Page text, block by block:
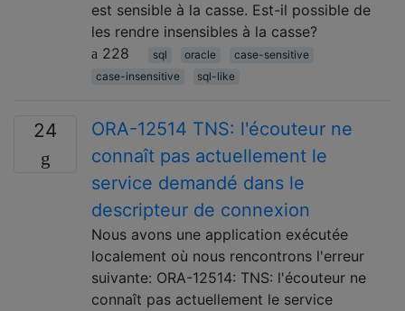
est sensible à la casse. Est-il possible de
les rendre insensibles à la casse?
228
sql oracle
case-sensitive
case-insensitive
sql-like
24
ORA-12514 TNS: l'écouteur ne
connaît pas actuellement le
service demandé dans le
descripteur de connexion
Nous avons une application exécutée
localement où nous rencontrons l'erreur
suivante: ORA-12514: TNS: l'écouteur ne
connaît pas actuellement le service